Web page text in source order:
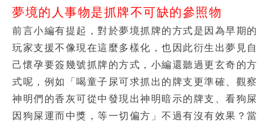
夢境的人事物是抓牌不可缺的參照物
前言小編有提起，對於夢境抓牌的方式是因為早期的
玩家支援不像現在這麼多樣化，也因此衍生出夢見自
己懷孕要簽幾號抓牌的方式，小編還聽過更玄奇的方
式呢，例如「喝童子尿可求抓出的牌支更準確、觀察
神明們的香灰可從中發現出神明暗示的牌支、看狗屎
因狗屎運而中獎，等一切偏方」不過有沒有效果？當